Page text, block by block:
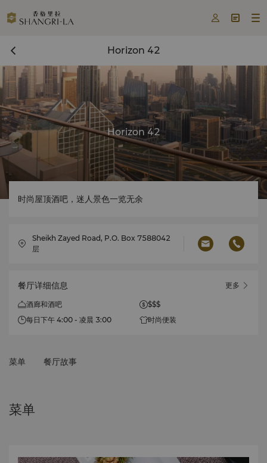
  
Horizon 42
Horizon 42
时尚屋顶酒吧，迷人景色一览无余
Sheikh Zayed Road, P.O. Box 7588042
层
餐厅详细信息 更多
酒廊和酒吧
$$$
每日下午 4:00 - 凌晨 3:00
时尚便装
菜单 餐厅故事
菜单